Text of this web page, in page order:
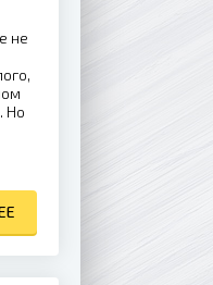
не
Но